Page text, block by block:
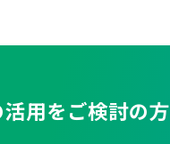
用をご検討の方